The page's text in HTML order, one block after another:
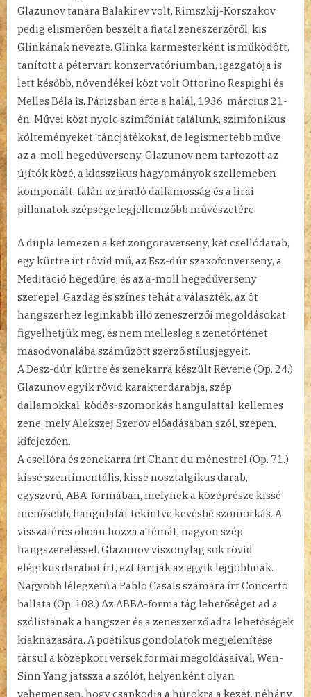
Glazunov tanára Balakirev volt, Rimszkij-Korszakov
pedig elismerően beszélt a fiatal zeneszerzőről, kis
Glinkának nevezte. Glinka karmesterként is működött,
tanított a pétervári konzervatóriumban, igazgatója is
lett később, növendékei közt volt Ottorino Respighi és
Melles Béla is. Párizsban érte a halál, 1936. március 21-
én. Művei közt nyolc szimfóniát találunk, szimfonikus
költeményeket, táncjátékokat, de legismertebb műve
az a-moll hegedűverseny. Glazunov nem tartozott az
újítók közé, a klasszikus hagyományok szellemében
komponált, talán az áradó dallamosság és a lírai
pillanatok szépsége legjellemzőbb művészetére.
A dupla lemezen a két zongoraverseny, két csellódarab,
egy kürtre írt rövid mű, az Esz-dúr szaxofonverseny, a
Meditáció hegedűre, és az a-moll hegedűverseny
szerepel. Gazdag és színes tehát a választék, az öt
hangszerhez leginkább illő zeneszerzői megoldásokat
figyelhetjük meg, és nem mellesleg a zenetörténet
másodvonalába száműzött szerző stílusjegyeit.
A Desz-dúr, kürtre és zenekarra készült Réverie (Op. 24.)
Glazunov egyik rövid karakterdarabja, szép
dallamokkal, ködös-szomorkás hangulattal, kellemes
zene, mely Alekszej Szerov előadásában szól, szépen,
kifejezően.
A csellóra és zenekarra írt Chant du ménestrel (Op. 71.)
kissé szentimentális, kissé nosztalgikus darab,
egyszerű, ABA-formában, melynek a középrésze kissé
menősebb, hangulatát tekintve kevésbé szomorkás. A
visszatérés oboán hozza a témát, nagyon szép
hangszereléssel. Glazunov viszonylag sok rövid
elégikus darabot írt, ezt tartják az egyik legjobbnak.
Nagyobb lélegzetű a Pablo Casals számára írt Concerto
ballata (Op. 108.) Az ABBA-forma tág lehetőséget ad a
szólistának a hangszer és a zeneszerző adta lehetőségek
kiaknázására. A poétikus gondolatok megjelenítése
társul a középkori versek formai megoldásaival, Wen-
Sinn Yang játssza a szólót, helyenként olyan
vehemensen, hogy csapkodja a húrokra a kezét, néhány